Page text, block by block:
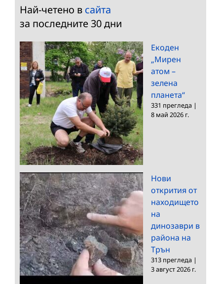
Най-четено в сайта
за последните 30 дни
Екоден
„Мирен
атом –
зелена
планета“
331 прегледа |
8 май 2026 г.
Нови
открития от
находището
на
динозаври в
района на
Трън
313 прегледа |
3 август 2026 г.